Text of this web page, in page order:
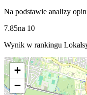
Na podstawie analizy
7.85na 10
Wynik w rankingu
+
−